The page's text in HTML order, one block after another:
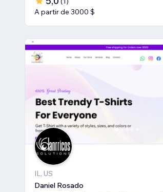
A partir de 3000 $
IL, US
Daniel Rosado